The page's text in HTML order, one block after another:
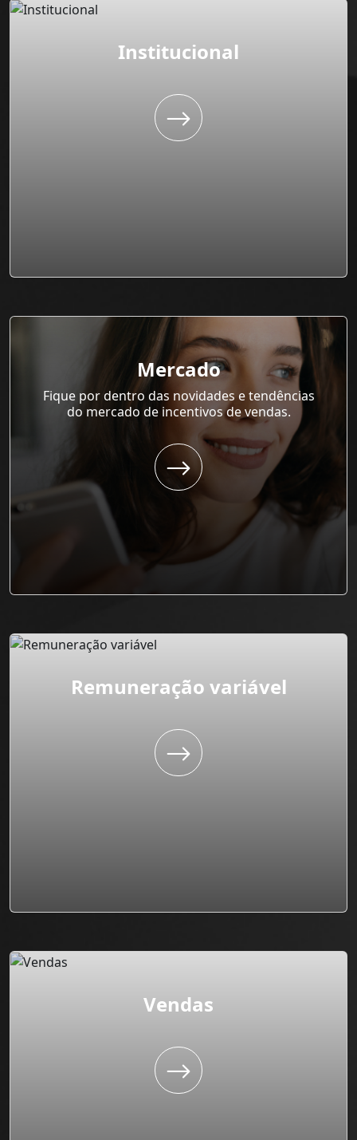
Institucional
Mercado
Fique por dentro das novidades e tendências
do mercado de incentivos de vendas.
Remuneração variável
Vendas